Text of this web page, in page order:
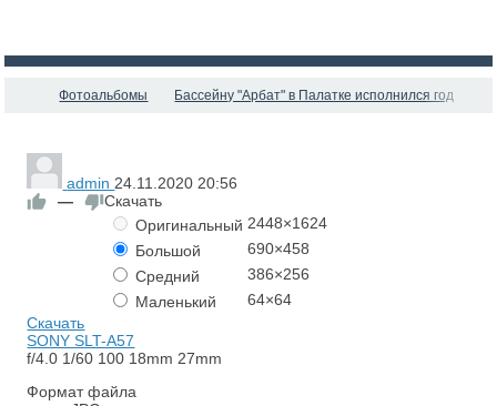
Фотоальбомы Бассейну "Арбат" в Палатке исполнился год
admin 24.11.2020 20:56
—
Скачать
Оригинальный 2448×1624
Большой
690×458
Средний
386×256
Маленький
64×64
Скачать
SONY SLT-A57
f/4.0 1/60 100 18mm 27mm
Формат файла